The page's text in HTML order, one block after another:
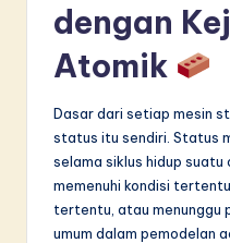
dengan
Atomik
Dasar dari setiap mesin
status itu sendiri. Status
selama siklus hidup
memenuhi kondisi
tertentu, atau menunggu
umum dalam pemodelan